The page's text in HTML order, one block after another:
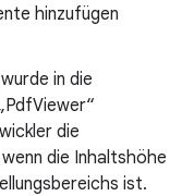
hinzufügen
in die
die
die Inhaltshöhe
ist.